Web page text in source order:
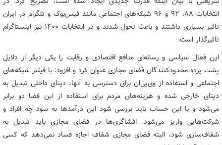
انتخابات ۸۸، ۹۲ و ۹۶ شبکه‌های اجتماعی مانند فیس‌بوک و تلگرام در ایران
تاثیر بسیاری داشتند و باعث تحول شدند و در انتخابات ۱۴۰۰ نیز اینستاگرام
تاثیرگذار است.
این فعال سیاسی و رسانه‌ای منافع اقتصادی و رقابت را یکی دیگر از دلایل
پشت پرده محدودکنندگان فضای مجازی عنوان کرد و افزود: با فیلتر شبکه‌های
اجتماعی و استفاده از وی‌پی‌ان برای دسترسی به آنها، دیتای داخلی تبدیل به
دیتای خارجی شده و هزینه‌های مردم برای استفاده از این فضا دو برابر
می‌شود و با این حساب باید بررسی شود این درآمدها به سود چه افراد و
شرکت‌هایی واریز می‌شود. افشاگری‌ها در فضای مجازی باید تبدیل به
شفاف‌سازی شود، البته فضای مجازی شفاف اجازه فساد نمی‌دهد که کسی